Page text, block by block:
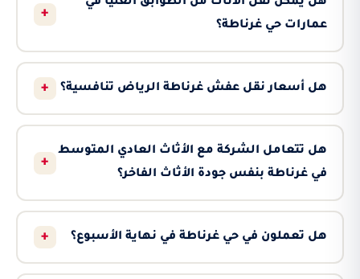
عمارات حي غرناطة؟
+
هل أسعار نقل عفش غرناطة الرياض تنافسية؟ +
هل تتعامل الشركة مع الأثاث العادي المتوسط
في غرناطة بنفس جودة الأثاث الفاخر؟
+
هل تعملون في حي غرناطة في نهاية الأسبوع؟ +